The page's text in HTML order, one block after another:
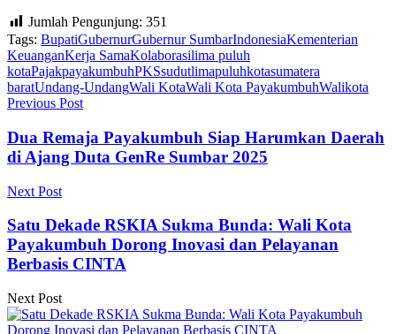
Jumlah Pengunjung: 351
Tags: BupatiGubernurGubernur SumbarIndonesiaKementerian
KeuanganKerja SamaKolaborasilima puluh
kotaPajakpayakumbuhPKSsudutlimapuluhkotasumatera
baratUndang-UndangWali KotaWali Kota PayakumbuhWalikota
Previous Post
Dua Remaja Payakumbuh Siap Harumkan Daerah
di Ajang Duta GenRe Sumbar 2025
Next Post
Satu Dekade RSKIA Sukma Bunda: Wali Kota
Payakumbuh Dorong Inovasi dan Pelayanan
Berbasis CINTA
Next Post